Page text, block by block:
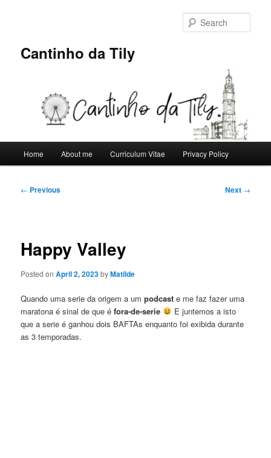
Cantinho da Tily
Home About me Curriculum Vitae Privacy Policy
Post
← Previous Next →
Happy Valley
Posted onApril 2, 2023byMatilde
Quando uma serie da origem a umpodcast e me faz fazer uma
maratona é sinal de que éfora-de-serie
E juntemos a isto
que a serie é ganhou dois BAFTAs enquanto foi exibida durante
as 3 temporadas.